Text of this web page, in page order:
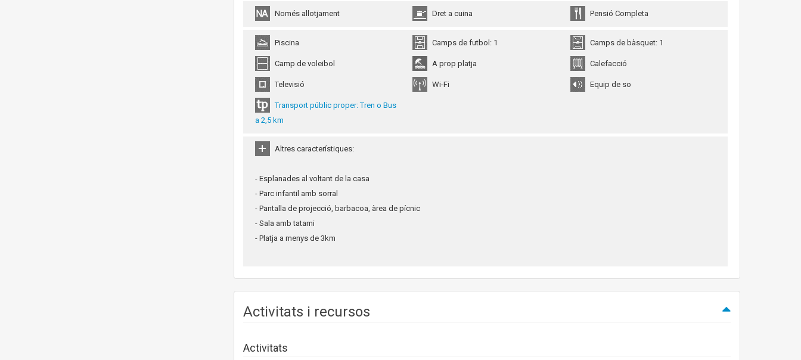
Només allotjament Dret a cuina Pensió Completa
Piscina Camps de futbol: 1 Camps de bàsquet: 1
Camp de voleibol A prop platja Calefacció
Televisió Wi-Fi Equip de so
Transport públic proper: Tren o Bus
a 2,5 km
Altres característiques:
- Esplanades al voltant de la casa
- Parc infantil amb sorral
- Pantalla de projecció, barbacoa, àrea de pícnic
- Sala amb tatami
- Platja a menys de 3km
Activitats i recursos
Activitats